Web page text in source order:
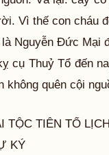
Vì thế con cháu
Nguyễn Đức Mại
cụ Thuỷ Tổ đến
không quên cội
TỘC TIÊN TỔ
KÝ